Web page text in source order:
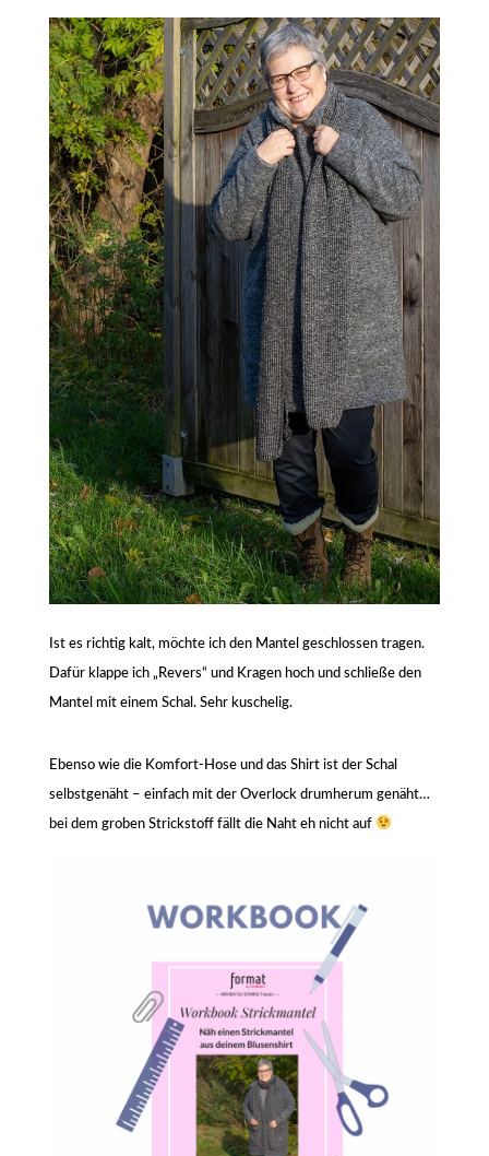
Ist es richtig kalt, möchte ich den Mantel geschlossen tragen.
Dafür klappe ich „Revers“ und Kragen hoch und schließe den
Mantel mit einem Schal. Sehr kuschelig.
Ebenso wie die Komfort-Hose und das Shirt ist der Schal
selbstgenäht – einfach mit der Overlock drumherum genäht…
bei dem groben Strickstoff fällt die Naht eh nicht auf